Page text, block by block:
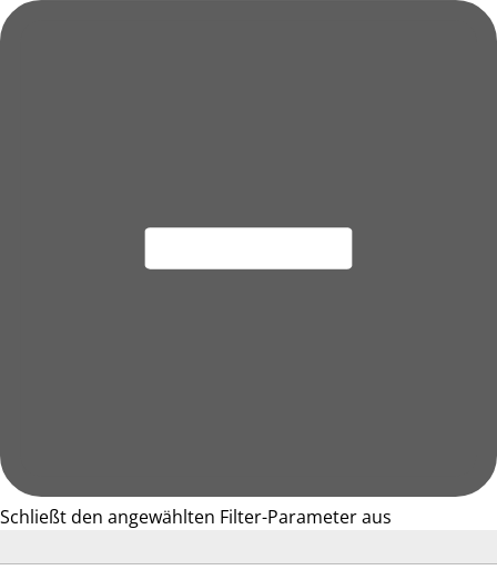
Schließt den angewählten Filter-Parameter aus